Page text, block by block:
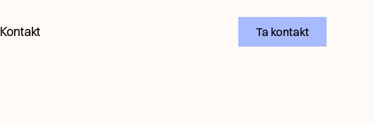
Kontakt Ta kontakt